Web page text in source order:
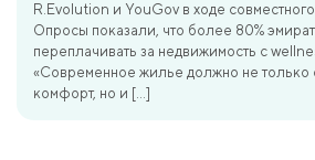
R.Evolution и YouGov в ходе
Опросы показали, что более 80%
переплачивать за недвижимость с
«Современное жилье должно не только
комфорт, но и […]